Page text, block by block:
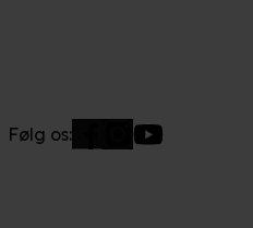
Følg os: